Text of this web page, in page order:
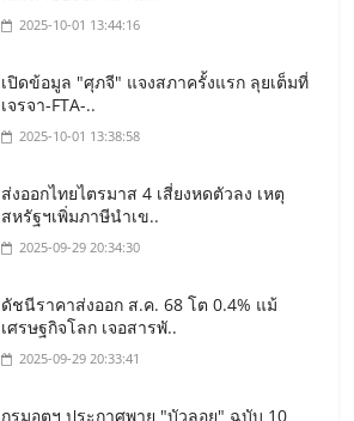
2025-10-01 13:44:16
เปิดข้อมูล "ศุภจี" แจงสภาครั้งแรก ลุยเต็มที่
เจรจา-FTA-..
2025-10-01 13:38:58
ส่งออกไทยไตรมาส 4 เสี่ยงหดตัวลง เหตุ
สหรัฐฯเพิ่มภาษีนำเข..
2025-09-29 20:34:30
ดัชนีราคาส่งออก ส.ค. 68 โต 0.4% แม้
เศรษฐกิจโลก เจอสารพั..
2025-09-29 20:33:41
กรมอุตุฯ ประกาศพายุ "บัวลอย" ฉบับ 10